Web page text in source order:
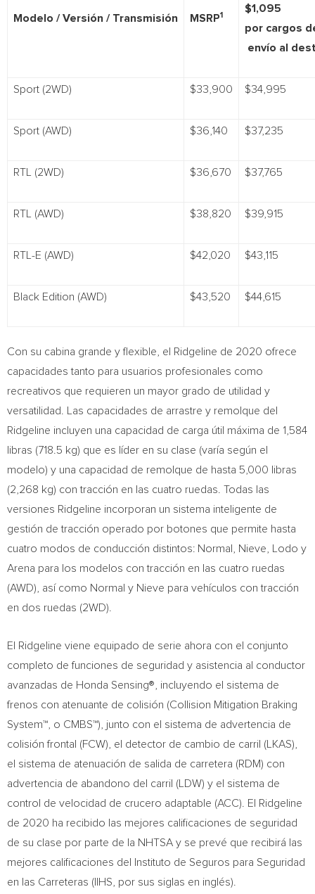
Modelo / Versión / Transmisión MSRP1
$1,095
por cargos
envío al
Sport (2WD) $33,900 $34,995
Sport (AWD) $36,140 $37,235
RTL (2WD) $36,670 $37,765
RTL (AWD) $38,820 $39,915
RTL-E (AWD) $42,020 $43,115
Black Edition (AWD) $43,520 $44,615
Con su cabina grande y flexible, el Ridgeline de 2020 ofrece
capacidades tanto para usuarios profesionales como
recreativos que requieren un mayor grado de utilidad y
versatilidad. Las capacidades de arrastre y remolque del
Ridgeline incluyen una capacidad de carga útil máxima de 1,584
libras (718.5 kg) que es líder en su clase (varía según el
modelo) y una capacidad de remolque de hasta 5,000 libras
(2,268 kg) con tracción en las cuatro ruedas. Todas las
versiones Ridgeline incorporan un sistema inteligente de
gestión de tracción operado por botones que permite hasta
cuatro modos de conducción distintos: Normal, Nieve, Lodo y
Arena para los modelos con tracción en las cuatro ruedas
(AWD), así como Normal y Nieve para vehículos con tracción
en dos ruedas (2WD).
El Ridgeline viene equipado de serie ahora con el conjunto
completo de funciones de seguridad y asistencia al conductor
avanzadas de Honda Sensing®, incluyendo el sistema de
frenos con atenuante de colisión (Collision Mitigation Braking
System™, o CMBS™), junto con el sistema de advertencia de
colisión frontal (FCW), el detector de cambio de carril (LKAS),
el sistema de atenuación de salida de carretera (RDM) con
advertencia de abandono del carril (LDW) y el sistema de
control de velocidad de crucero adaptable (ACC). El Ridgeline
de 2020 ha recibido las mejores calificaciones de seguridad
de su clase por parte de la NHTSA y se prevé que recibirá las
mejores calificaciones del Instituto de Seguros para Seguridad
en las Carreteras (IIHS, por sus siglas en inglés).